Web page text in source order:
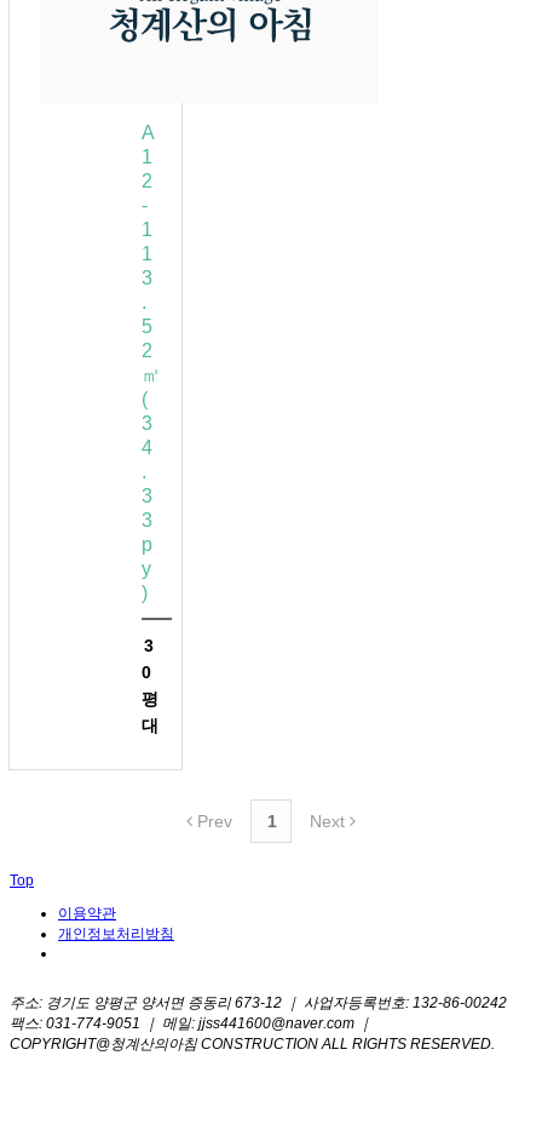
A
1
2
-
1
1
3
.
5
2
㎡
(
3
4
.
3
3
p
y
)
3
0
평
대
Prev 1 Next
Top
이용약관
개인정보처리방침
주소: 경기도 양평군 양서면 증동리 673-12 ｜ 사업자등록번호: 132-86-00242
팩스: 031-774-9051 ｜ 메일: jjss441600@naver.com ｜
COPYRIGHT@청계산의아침 CONSTRUCTION ALL RIGHTS RESERVED.